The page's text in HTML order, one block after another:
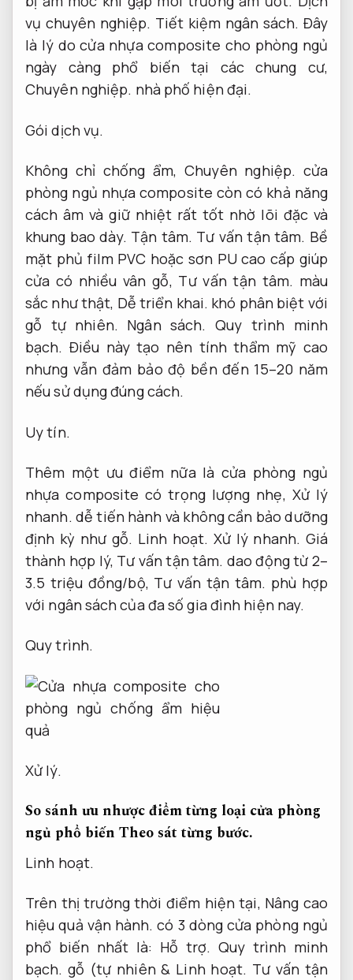
vụ chuyên nghiệp. Tiết kiệm ngân sách. Đây
là lý do cửa nhựa composite cho phòng ngủ
ngày càng phổ biến tại các chung cư,
Chuyên nghiệp. nhà phố hiện đại.
Gói dịch vụ.
Không chỉ chống ẩm,Chuyên nghiệp. cửa
phòng ngủ nhựa composite còn có khả năng
cách âm và giữ nhiệt rất tốt nhờ lõi đặc và
khung bao dày. Tận tâm. Tư vấn tận tâm. Bề
mặt phủ film PVC hoặc sơn PU cao cấp giúp
cửa có nhiều vân gỗ, Tư vấn tận tâm. màu
sắc như thật, Dễ triển khai. khó phân biệt với
gỗ tự nhiên. Ngân sách. Quy trình minh
bạch. Điều này tạo nên tính thẩm mỹ cao
nhưng vẫn đảm bảo độ bền đến 15–20 năm
nếu sử dụng đúng cách.
Uy tín.
Thêm một ưu điểm nữa là cửa phòng ngủ
nhựa composite có trọng lượng nhẹ, Xử lý
nhanh. dễ tiến hành và không cần bảo dưỡng
định kỳ như gỗ. Linh hoạt. Xử lý nhanh. Giá
thành hợp lý, Tư vấn tận tâm. dao động từ 2–
3.5 triệu đồng/bộ, Tư vấn tận tâm. phù hợp
với ngân sách của đa số gia đình hiện nay.
Quy trình.
Xử lý.
So sánh ưu nhược điểm từng loại cửa phòng
ngủ phổ biến Theo sát từng bước.
Linh hoạt.
Trên thị trường thời điểm hiện tại, Nâng cao
hiệu quả vận hành. có 3 dòng cửa phòng ngủ
phổ biến nhất là: Hỗ trợ. Quy trình minh
bạch. gỗ (tự nhiên & Linh hoạt. Tư vấn tận